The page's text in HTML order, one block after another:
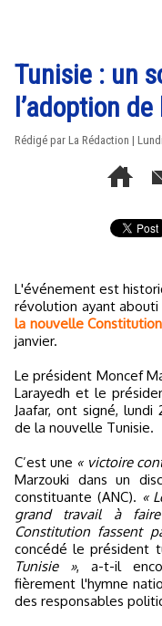
Tunisie : un
l’adoption
Rédigé par La Rédaction |
L'événement est historique pour la Tunisie. Trois ans après la
révolution ayant abouti
la nouvelle
janvier.
Le président Moncef
Larayedh et le
Jaafar, ont signé,
de la nouvelle Tunisie.
C’est une « victoire
Marzouki dans un
constituante (ANC). «
grand travail à
Constitution fassent
concédé le président
Tunisie », a-t-il
fièrement l'hymne
des responsables